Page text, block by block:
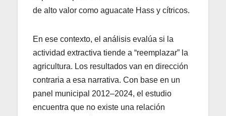
de alto valor como aguacate Hass y cítricos.
En ese contexto, el análisis evalúa si la
actividad extractiva tiende a “reemplazar” la
agricultura. Los resultados van en dirección
contraria a esa narrativa. Con base en un
panel municipal 2012–2024, el estudio
encuentra que no existe una relación